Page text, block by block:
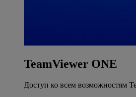
TeamViewer ONE
Доступ ко всем возможностям